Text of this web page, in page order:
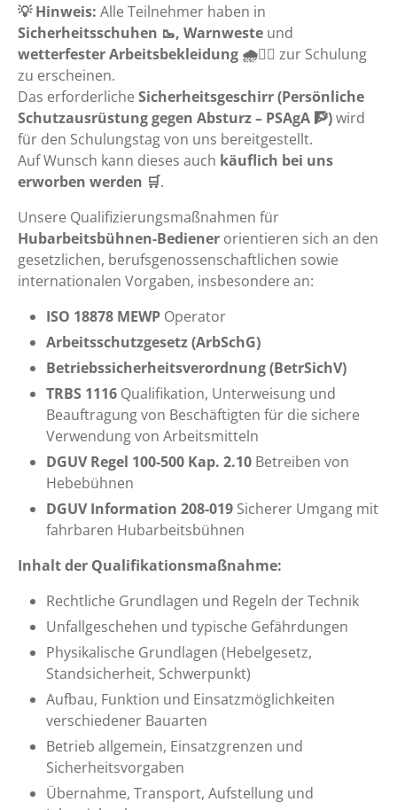
💡 Hinweis: Alle Teilnehmer haben in
Sicherheitsschuhen 🥾, Warnweste und
wetterfester Arbeitsbekleidung 🌧️👷‍♂️ zur Schulung
zu erscheinen.
Das erforderliche Sicherheitsgeschirr (Persönliche
Schutzausrüstung gegen Absturz – PSAgA 🧗)wird
für den Schulungstag von uns bereitgestellt.
Auf Wunsch kann dieses auch käuflich bei uns
erworben werden 🛒.
Unsere Qualifizierungsmaßnahmen für
Hubarbeitsbühnen-Bediener orientieren sich an den
gesetzlichen, berufsgenossenschaftlichen sowie
internationalen Vorgaben, insbesondere an:
ISO 18878 MEWP Operator
Arbeitsschutzgesetz (ArbSchG)
Betriebssicherheitsverordnung (BetrSichV)
TRBS 1116 Qualifikation, Unterweisung und
Beauftragung von Beschäftigten für die sichere
Verwendung von Arbeitsmitteln
DGUV Regel 100-500 Kap. 2.10 Betreiben von
Hebebühnen
DGUV Information 208-019 Sicherer Umgang mit
fahrbaren Hubarbeitsbühnen
Inhalt der Qualifikationsmaßnahme:
Rechtliche Grundlagen und Regeln der Technik
Unfallgeschehen und typische Gefährdungen
Physikalische Grundlagen (Hebelgesetz,
Standsicherheit, Schwerpunkt)
Aufbau, Funktion und Einsatzmöglichkeiten
verschiedener Bauarten
Betrieb allgemein, Einsatzgrenzen und
Sicherheitsvorgaben
Übernahme, Transport, Aufstellung und